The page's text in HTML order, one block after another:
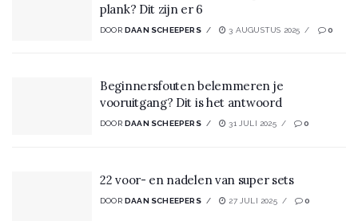
plank? Dit zijn er 6
DOOR DAAN SCHEEPERS 3 AUGUSTUS 2025 0
Beginnersfouten belemmeren je
vooruitgang? Dit is het antwoord
DOOR DAAN SCHEEPERS 31 JULI 2025 0
22 voor- en nadelen van super sets
DOOR DAAN SCHEEPERS 27 JULI 2025 0